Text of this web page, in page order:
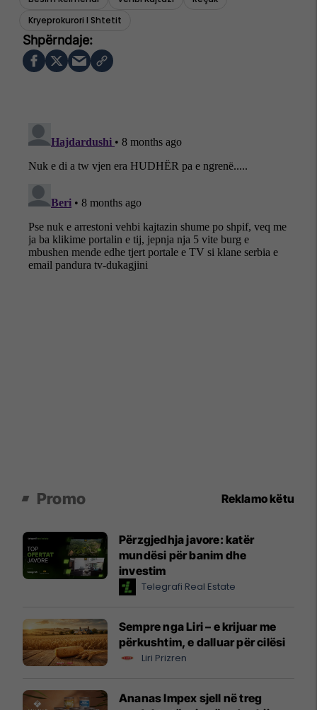
Kryeprokurori I Shtetit
Promo Reklamo këtu
Përzgjedhja javore: katër
mundësi për banim dhe
investim
Telegrafi Real Estate
Sempre nga Liri – e krijuar me
përkushtim, e dalluar për cilësi
Liri Prizren
Ananas Impex sjell në treg